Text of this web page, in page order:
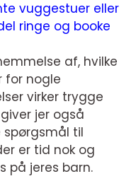
vuggestuer eller
ringe og booke
af, hvilke
for nogle
virker trygge
jer også
til
er tid nok og
på jeres barn.